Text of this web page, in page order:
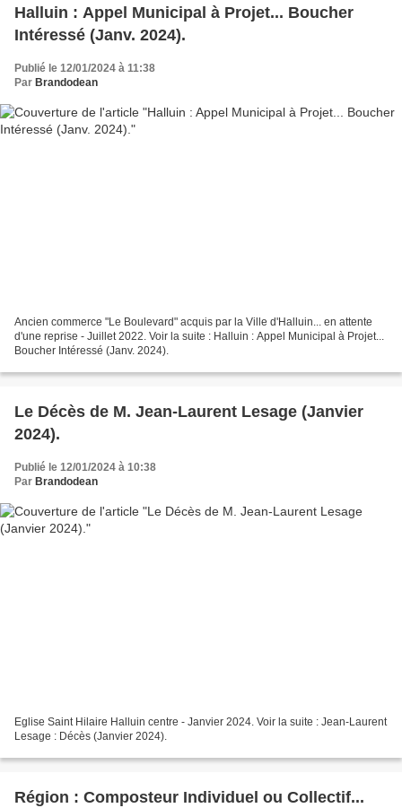
Halluin : Appel Municipal à Projet... Boucher
Intéressé (Janv. 2024).
Publié le 12/01/2024 à 11:38
Par Brandodean
Ancien commerce "Le Boulevard" acquis par la Ville d'Halluin... en attente
d'une reprise - Juillet 2022. Voir la suite : Halluin : Appel Municipal à Projet...
Boucher Intéressé (Janv. 2024).
Le Décès de M. Jean-Laurent Lesage (Janvier
2024).
Publié le 12/01/2024 à 10:38
Par Brandodean
Eglise Saint Hilaire Halluin centre - Janvier 2024. Voir la suite : Jean-Laurent
Lesage : Décès (Janvier 2024).
Région : Composteur Individuel ou Collectif...